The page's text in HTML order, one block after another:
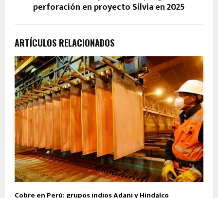
perforación en proyecto Silvia en 2025
ARTÍCULOS RELACIONADOS
Cobre en Perú: grupos indios Adani y Hindalco